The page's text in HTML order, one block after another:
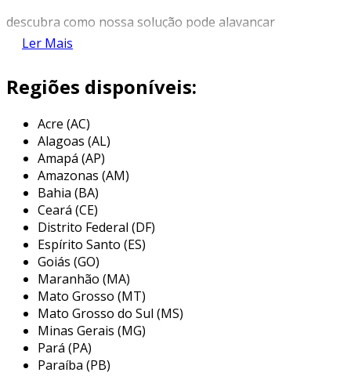
descubra como nossa solução pode alavancar
suas operações.
alimentos não perecíveis
o serviço detransporte de alimentos não
perecíveisdestaca-se por sua frota moderna e
adaptada para atender às exigências
específicas desse tipo de carga.
equipados com
ambiental, nossos veículos mantêm condições
ideais de temperatura e umidade, preservando
a qualidade dos alimentos durante todo o
trajeto.
além disso, alogística otimizada
rotas mais eficientes, reduzindo custos
operacionais e o tempo de entrega, o que
Ler Mais
Regiões disponíveis:
Acre (AC)
Alagoas (AL)
Amapá (AP)
Amazonas (AM)
Bahia (BA)
Ceará (CE)
Distrito Federal (DF)
Espírito Santo (ES)
Goiás (GO)
Maranhão (MA)
Mato Grosso (MT)
Mato Grosso do Sul (MS)
Minas Gerais (MG)
Pará (PA)
Paraíba (PB)